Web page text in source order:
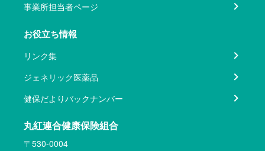
事業所担当者ページ
お役立ち情報
リンク集
ジェネリック医薬品
健保だよりバックナンバー
丸紅連合健康保険組合
〒530-0004